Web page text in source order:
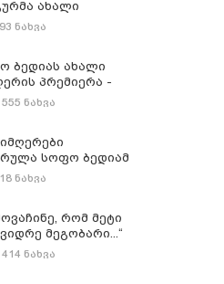
ახალი
პრეზენტაცია
ნახვა
ბედიას ახალი
პრემიერა -
555 ნახვა
სოფო ბედიამ
ნახვა
რომ მეტი
მეგობარი...“
დაიწყო სოფო
414 ნახვა